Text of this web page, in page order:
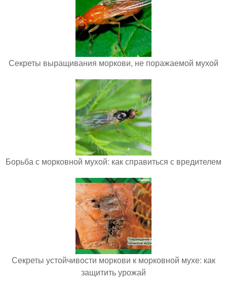
Секреты выращивания моркови, не поражаемой мухой
Борьба с морковной мухой: как справиться с вредителем
Секреты устойчивости моркови к морковной мухе: как
защитить урожай